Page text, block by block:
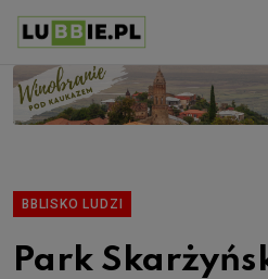
BBLISKO LUDZI
Park